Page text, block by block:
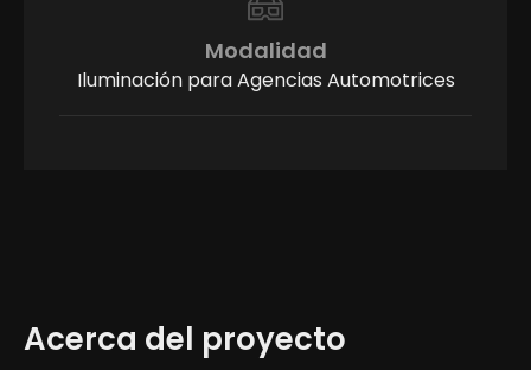
Modalidad
Iluminación para Agencias Automotrices
Acerca del proyecto